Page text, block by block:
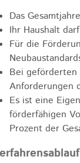
Das
Ihr Haushalt
Für die
Bei geförderten
Anforderungen
Es ist eine
förderfähigen
Prozent der